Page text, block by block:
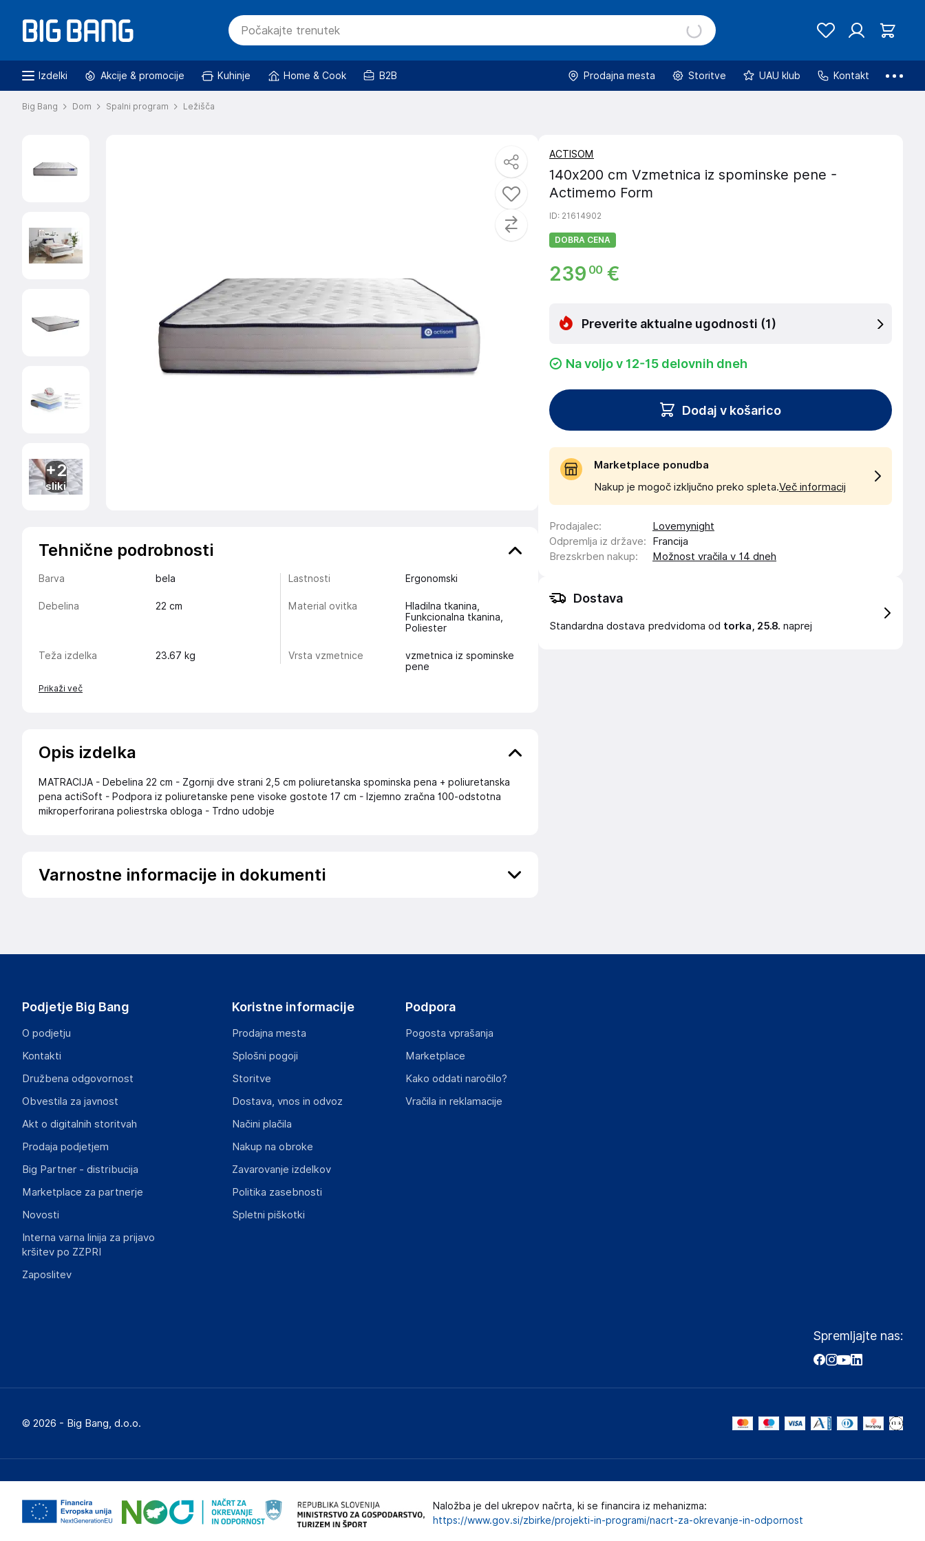
Izdelki Akcije & promocije Kuhinje Home & Cook B2B Prodajna mesta Storitve UAU klub Kontakt
Big Bang Dom Spalni program Ležišča
+2
sliki
Tehnične podrobnosti
Barva bela Lastnosti Ergonomski
Debelina 22 cm Material ovitka
Hladilna tkanina,
Funkcionalna tkanina,
Poliester
Teža izdelka 23.67 kg Vrsta vzmetnice
vzmetnica iz spominske
pene
Prikaži več
Opis izdelka
MATRACIJA - Debelina 22 cm - Zgornji dve strani 2,5 cm poliuretanska spominska pena + poliuretanska
pena actiSoft - Podpora iz poliuretanske pene visoke gostote 17 cm - Izjemno zračna 100-odstotna
mikroperforirana poliestrska obloga - Trdno udobje
Varnostne informacije in dokumenti
contact@lovemynight.com
Gospodarski subjekt s sedežem v EU, ki zagotavlja skladnost izdelka z zahtevanimi predpisi.
16 rue du bocage - 35520 - La chapelle des fougeretz
France
ACTISOM
140x200 cm Vzmetnica iz spominske pene -
Actimemo Form
ID: 21614902
DOBRA CENA
239 00 €
Preverite aktualne ugodnosti (1)
Na voljo v 12-15 delovnih dneh
Dodaj v košarico
Marketplace ponudba
Nakup je mogoč izključno preko spleta.Več informacij
Prodajalec:
Lovemynight
Odpremlja iz države:
Francija
Brezskrben nakup: Možnost vračila v 14 dneh
Dostava
Standardna dostava predvidoma od torka, 25.8. naprej
Podjetje Big Bang
O podjetju
Kontakti
Družbena odgovornost
Obvestila za javnost
Akt o digitalnih storitvah
Prodaja podjetjem
Big Partner - distribucija
Marketplace za partnerje
Novosti
Interna varna linija za prijavo
kršitev po ZZPRI
Zaposlitev
Koristne informacije
Prodajna mesta
Splošni pogoji
Storitve
Dostava, vnos in odvoz
Načini plačila
Nakup na obroke
Zavarovanje izdelkov
Politika zasebnosti
Spletni piškotki
Podpora
Pogosta vprašanja
Marketplace
Kako oddati naročilo?
Vračila in reklamacije
Spremljajte nas:
© 2026 - Big Bang, d.o.o.
Naložba je del ukrepov načrta, ki se financira iz mehanizma:
https://www.gov.si/zbirke/projekti-in-programi/nacrt-za-okrevanje-in-odpornost